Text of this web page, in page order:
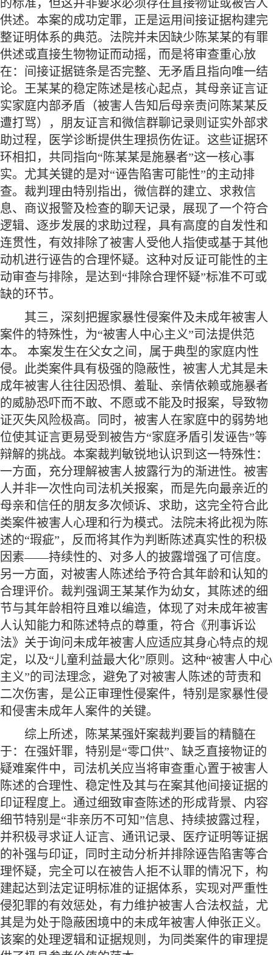
的标准，但这并非要求必须存在直接物证或被告人
供述。本案的成功定罪，正是运用间接证据构建完
整证明体系的典范。法院并未因缺少陈某某的有罪
供述或直接生物物证而动摇，而是将审查重心放
在：间接证据链条是否完整、无矛盾且指向唯一结
论。王某某的稳定陈述是核心起点，其母亲证言证
实家庭内部矛盾（被害人告知后母亲责问陈某某反
遭打骂），朋友证言和微信群聊记录则证实外部求
助过程，医学诊断提供生理损伤佐证。这些证据环
环相扣，共同指向“陈某某是施暴者”这一核心事
实。尤其关键的是对“诬告陷害可能性”的主动排
查。裁判理由特别指出，微信群的建立、求救信
息、商议报警及检查的聊天记录，展现了一个符合
逻辑、逐步发展的求助过程，具有高度的自发性和
连贯性，有效排除了被害人受他人指使或基于其他
动机进行诬告的合理怀疑。这种对反证可能性的主
动审查与排除，是达到“排除合理怀疑”标准不可或
缺的环节。
其三，深刻把握家暴性侵案件及未成年被害人
案件的特殊性，为“被害人中心主义”司法提供范
本。 本案发生在父女之间，属于典型的家庭内性
侵。此类案件具有极强的隐蔽性，被害人尤其是未
成年被害人往往因恐惧、羞耻、亲情依赖或施暴者
的威胁恐吓而不敢、不愿或不能及时报案，导致物
证灭失风险极高。同时，被害人在家庭中的弱势地
位使其证言更易受到被告方“家庭矛盾引发诬告”等
辩解的挑战。本案裁判敏锐地认识到这一特殊性：
一方面，充分理解被害人披露行为的渐进性。被害
人并非一次性向司法机关报案，而是先向最亲近的
母亲和信任的朋友多次倾诉、求助，这完全符合此
类案件被害人心理和行为模式。法院未将此视为陈
述的“瑕疵”，反而将其作为判断陈述真实性的积极
因素——持续性的、对多人的披露增强了可信度。
另一方面，对被害人陈述给予符合其年龄和认知的
合理评价。裁判强调王某某作为幼女，其陈述的细
节与其年龄相符且难以编造，体现了对未成年被害
人认知能力和陈述特点的尊重，符合《刑事诉讼
法》关于询问未成年被害人应适应其身心特点的规
定，以及“儿童利益最大化”原则。这种“被害人中心
主义”的司法理念，避免了对被害人陈述的苛责和
二次伤害，是公正审理性侵案件，特别是家暴性侵
和侵害未成年人案件的关键。
综上所述，陈某某强奸案裁判要旨的精髓在
于：在强奸罪，特别是“零口供”、缺乏直接物证的
疑难案件中，司法机关应当将审查重心置于被害人
陈述的合理性、稳定性及其与在案其他间接证据的
印证程度上。通过细致审查陈述的形成背景、内容
细节特别是“非亲历不可知”信息、持续披露过程，
并积极寻求证人证言、通讯记录、医疗证明等证据
的补强与印证，同时主动分析并排除诬告陷害等合
理怀疑，完全可以在被告人拒不认罪的情况下，构
建起达到法定证明标准的证据体系，实现对严重性
侵犯罪的有效惩处，有力维护被害人合法权益，尤
其是为处于隐蔽困境中的未成年被害人伸张正义。
该案的处理逻辑和证据规则，为同类案件的审理提